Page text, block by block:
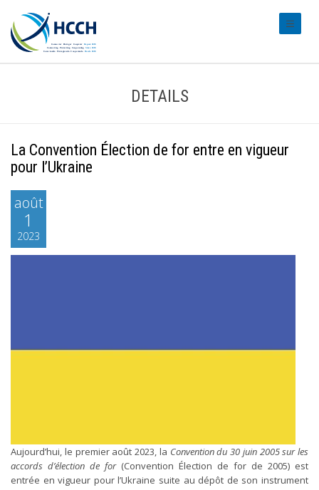
DETAILS
La Convention Élection de for entre en vigueur
pour l’Ukraine
août
1
2023
Aujourd’hui, le premier août 2023, la Convention du 30 juin 2005 sur les
accords d’élection de for(Convention Élection de for de 2005) est
entrée en vigueur pour l’Ukraine suite au dépôt de son instrument